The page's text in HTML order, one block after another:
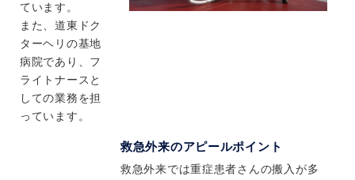
ています。
また、道東ドク
ターヘリの基地
病院であり、フ
ライトナースと
しての業務を担
っています。
救急外来のアピールポイント
救急外来では重症患者さんの搬入が多